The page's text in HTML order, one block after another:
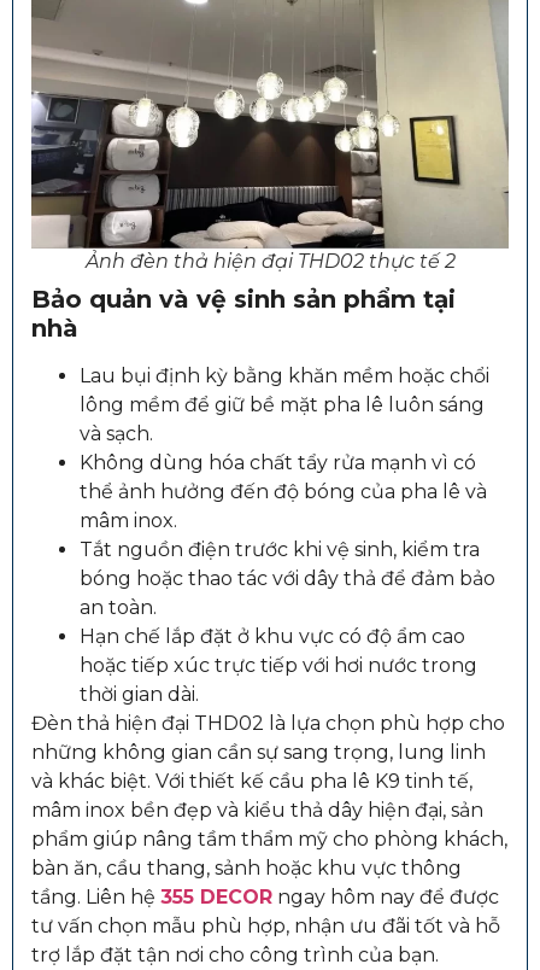
Ảnh đèn thả hiện đại THD02 thực tế 2
Bảo quản và vệ sinh sản phẩm tại
nhà
Lau bụi định kỳ bằng khăn mềm hoặc chổi
lông mềm để giữ bề mặt pha lê luôn sáng
và sạch.
Không dùng hóa chất tẩy rửa mạnh vì có
thể ảnh hưởng đến độ bóng của pha lê và
mâm inox.
Tắt nguồn điện trước khi vệ sinh, kiểm tra
bóng hoặc thao tác với dây thả để đảm bảo
an toàn.
Hạn chế lắp đặt ở khu vực có độ ẩm cao
hoặc tiếp xúc trực tiếp với hơi nước trong
thời gian dài.
Đèn thả hiện đại THD02 là lựa chọn phù hợp cho
những không gian cần sự sang trọng, lung linh
và khác biệt. Với thiết kế cầu pha lê K9 tinh tế,
mâm inox bền đẹp và kiểu thả dây hiện đại, sản
phẩm giúp nâng tầm thẩm mỹ cho phòng khách,
bàn ăn, cầu thang, sảnh hoặc khu vực thông
tầng. Liên hệ 355 DECOR ngay hôm nay để được
tư vấn chọn mẫu phù hợp, nhận ưu đãi tốt và hỗ
trợ lắp đặt tận nơi cho công trình của bạn.